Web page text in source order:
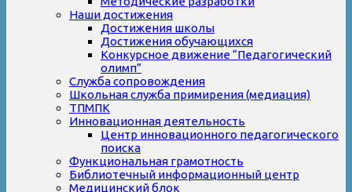
Наши достижения
Достижения школы
Достижения обучающихся
Конкурсное движение “Педагогический
олимп”
Служба сопровождения
Школьная служба примирения (медиация)
ТПМПК
Инновационная деятельность
Центр инновационного педагогического
поиска
Функциональная грамотность
Библиотечный информационный центр
Медицинский блок